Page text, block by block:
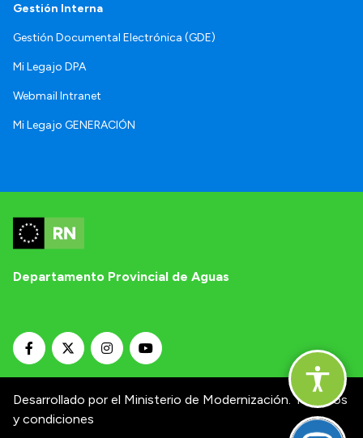
Gestión Interna
Gestión Documental Electrónica (GDE)
Mi Legajo DPA
Webmail Intranet
Mi Legajo GENERACIÓN
Departamento Provincial de Aguas
Desarrollado por el Ministerio de Modernización. Términos
y condiciones